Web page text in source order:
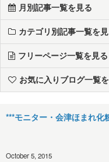
月別記事一覧を見る
カテゴリ別記事一覧を
フリーページ一覧を見る
お気に入りブログ一覧
***モニター・会津ほまれ化
October 5, 2015